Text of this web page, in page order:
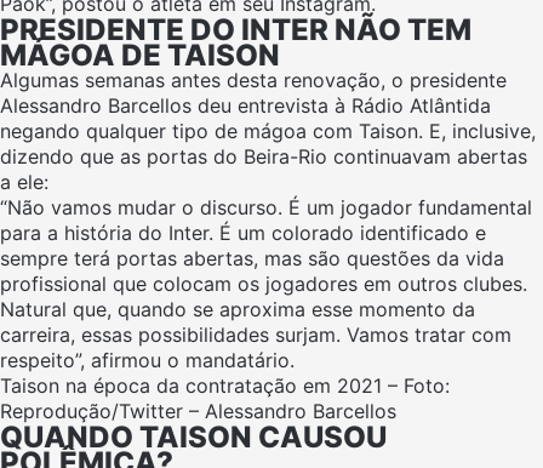
PRESIDENTE DO INTER NÃO TEM
MÁGOA DE TAISON
Algumas semanas antes desta renovação, o presidente
Alessandro Barcellos deu entrevista à Rádio Atlântida
negando qualquer tipo de mágoa com Taison. E, inclusive,
dizendo que as portas do Beira-Rio continuavam abertas
a ele:
“Não vamos mudar o discurso. É um jogador fundamental
para a história do Inter. É um colorado identificado e
sempre terá portas abertas, mas são questões da vida
profissional que colocam os jogadores em outros clubes.
Natural que, quando se aproxima esse momento da
carreira, essas possibilidades surjam. Vamos tratar com
respeito”, afirmou o mandatário.
Taison na época da contratação em 2021 – Foto:
Reprodução/Twitter – Alessandro Barcellos
QUANDO TAISON CAUSOU